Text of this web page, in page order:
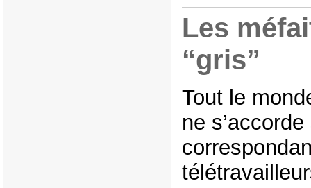
Les
“gris”
Tout le
ne